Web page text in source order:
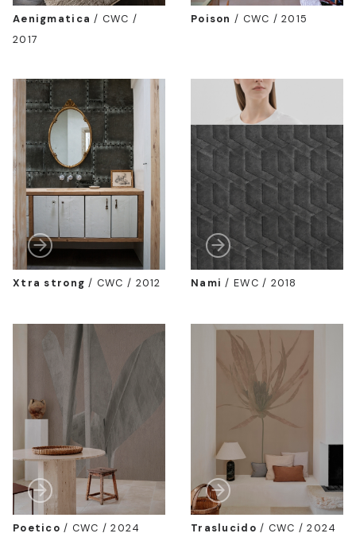
Aenigmatica / CWC /
2017
Poison / CWC / 2015
Xtra strong / CWC / 2012 Nami / EWC / 2018
Poetico / CWC / 2024 Traslucido / CWC / 2024